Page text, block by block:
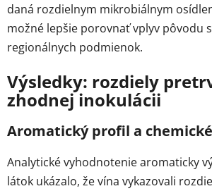
daná rozdielnym mikrobiálnym
možné lepšie porovnať vplyv pôvodu
regionálnych podmienok.
Výsledky: rozdiely
zhodnej inokulácii
Aromatický profil a
Analytické vyhodnotenie aromaticky
látok ukázalo, že vína vykazovali